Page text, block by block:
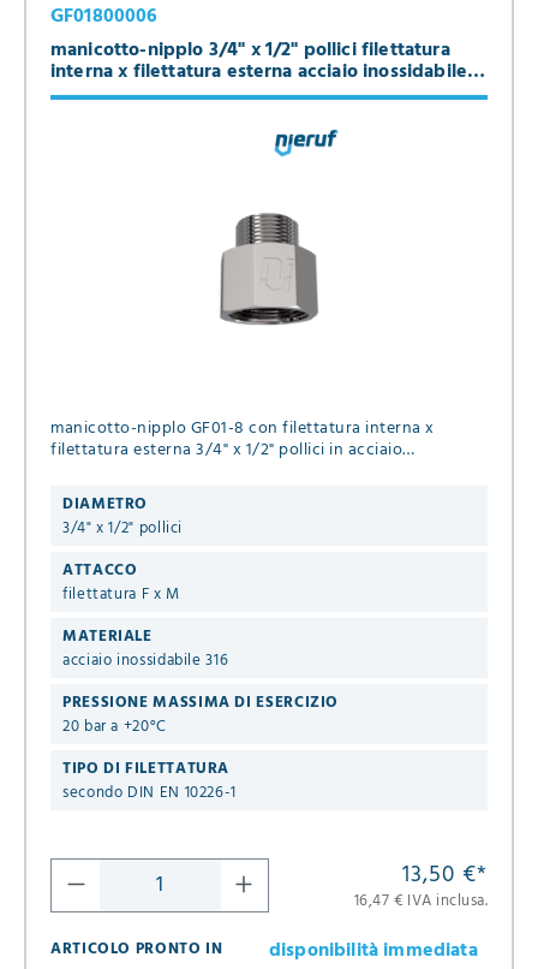
manicotto-nipplo 3/4" x 1/2" pollici filettatura
interna x filettatura esterna acciaio inossidabile
316
GF01800006
manicotto-nipplo GF01-8 con filettatura interna x
filettatura esterna 3/4" x 1/2" pollici in acciaio
DIAMETRO
3/4" x 1/2" pollici
ATTACCO
filettatura F x M
MATERIALE
acciaio inossidabile 316
PRESSIONE MASSIMA DI ESERCIZIO
20 bar a +20°C
TIPO DI FILETTATURA
secondo DIN EN 10226-1
13,50 €*
16,47 € IVA inclusa.
ARTICOLO PRONTO IN
disponibilità immediata